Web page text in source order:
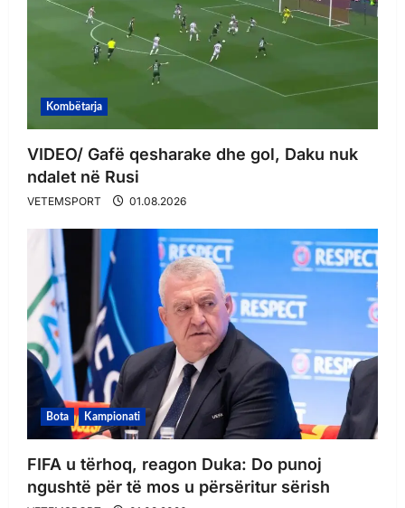
Kombëtarja
VIDEO/ Gafë qesharake dhe gol, Daku nuk
ndalet në Rusi
VETEMSPORT 01.08.2026
Bota Kampionati
FIFA u tërhoq, reagon Duka: Do punoj
ngushtë për të mos u përsëritur sërish